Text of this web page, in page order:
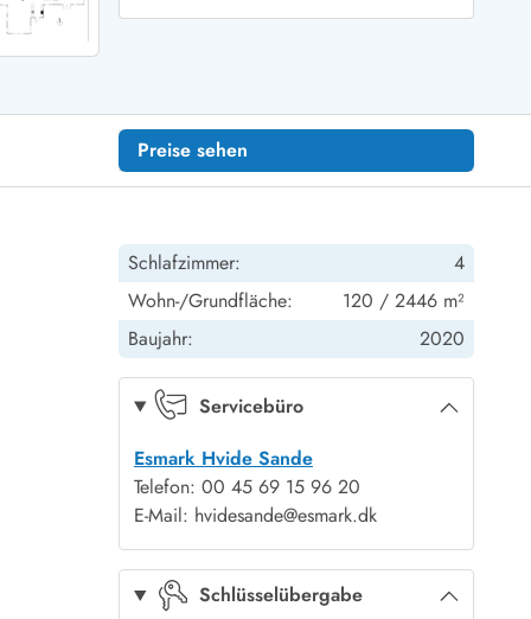
Preise sehen
Schlafzimmer:
4
Wohn-/Grundfläche:
120 / 2446 m²
Baujahr:
2020
Servicebüro
Esmark Hvide Sande
Telefon: 00 45 69 15 96 20
E-Mail: hvidesande@esmark.dk
Schlüsselübergabe